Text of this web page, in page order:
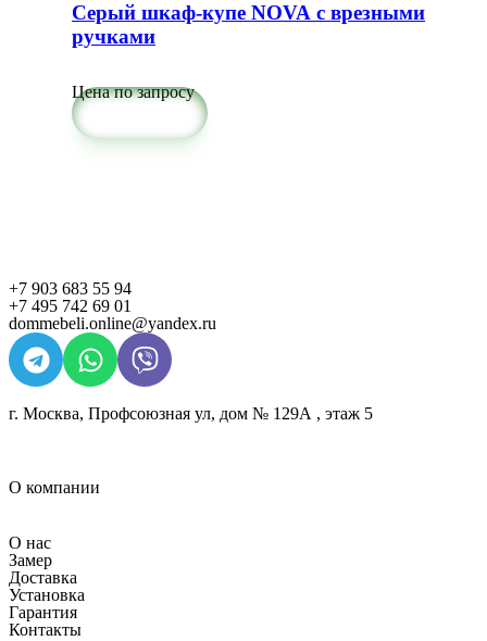
Серый шкаф-купе NOVA с врезными
ручками
Цена по запросу
+7 903 683 55 94
+7 495 742 69 01
dommebeli.online@yandex.ru
г. Москва, Профсоюзная ул, дом № 129А , этаж 5
О компании
О нас
Замер
Доставка
Установка
Гарантия
Контакты